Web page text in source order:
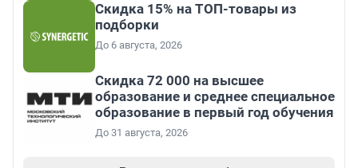
Скидка 15% на ТОП-товары из
подборки
До 6 августа, 2026
Скидка 72 000 на высшее
образование и среднее специальное
образование в первый год обучения
До 31 августа, 2026